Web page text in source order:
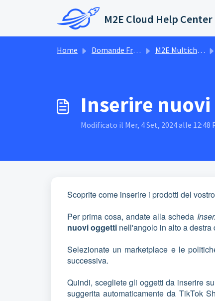
Salta al contenuto principale
M2E Cloud Help Center
Home Domande Frequenti (FAQ) M2E Multichannel Connect
Inserire
Modificato il Mer, 4 Set, 2024 alle 12:48
Scoprite come inserire i prodotti del
Per prima cosa, andate alla scheda
nuovi oggetti nell'angolo in alto a destra
Selezionate un marketplace e le
successiva.
Quindi, scegliete gli oggetti da inserire
suggerita automaticamente da TikTok